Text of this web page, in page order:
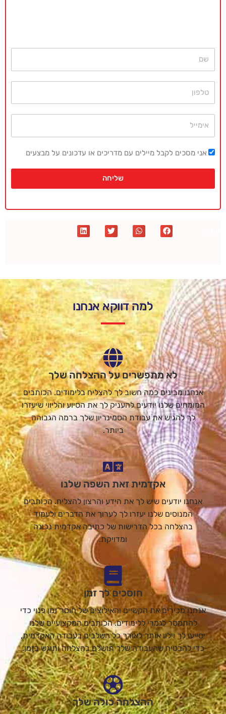
אני מסכים לקבל מיילים עם מדריכים או עדכונים על מבצעים
שליחה
למה דווקא אנחנו
לא מתפשרים על ההצלחה שלך
אנחנו מבינים כמה חשוב לך להצליח בלימודים. הכותבים
המומחים שלנו יודעים להעניק לך את הסיוע והליווי שיעזרו
לך להגיש את עבודת הסמינריון שלך ברמה הגבוהה
ביותר.
אקדמית זאת השפה שלנו
אנחנו יודעים שיש לך את הידע והרצון להצליח. הכותבים
המנוסים שלנו יעזרו לך לערוך את הדברים ולעמוד
בהצלחה בכל הדרישות של כתיבה אקדמית נכונה
ומדויקת.
חוסכים לך זמן
אנחנו מכירים את הקשיים והאילוצים של חוסר זמן פנוי כדי
להתמסר לגמרי ללימודים. הכותבים המקצועיים שלנו
יסייעו לך וילוו אותך לאורך כל השלבים בעבודה האקדמית,
כדי להבטיח שהעבודה שלך תושלם בהצלחה ותוגש בזמן.
ההצלחה כולה שלך